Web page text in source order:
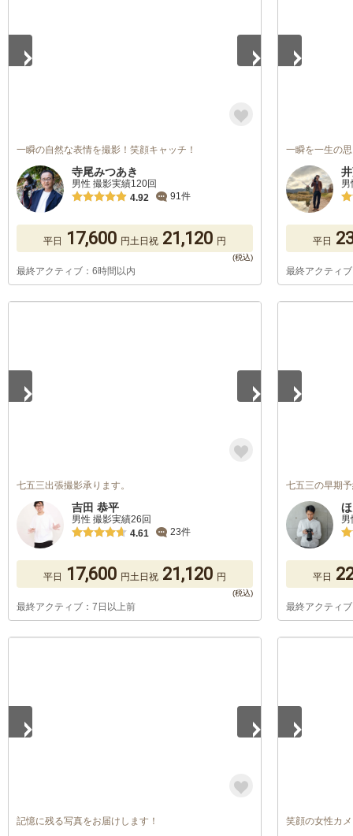
一瞬の自然な表情を撮影！笑顔キャッチ！
寺尾みつあき
男性 撮影実績120回
4.92
91件
平日 17,600 円土日祝 21,120 円
最終アクティブ：6時間以内
一瞬を一生の
平日
最終アクティ
七五三出張撮影承ります。
吉田 恭平
男性 撮影実績26回
4.61
23件
平日 17,600 円土日祝 21,120 円
最終アクティブ：7日以上前
七五三の早期
平日
最終アクティ
記憶に残る写真をお届けします！ 笑顔の女性カ